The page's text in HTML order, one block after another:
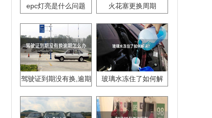
epc灯亮是什么问题 火花塞更换周期
驾驶证到期没有换,逾期
玻璃水冻住了如何解